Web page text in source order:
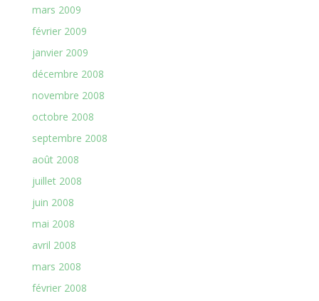
mars 2009
février 2009
janvier 2009
décembre 2008
novembre 2008
octobre 2008
septembre 2008
août 2008
juillet 2008
juin 2008
mai 2008
avril 2008
mars 2008
février 2008